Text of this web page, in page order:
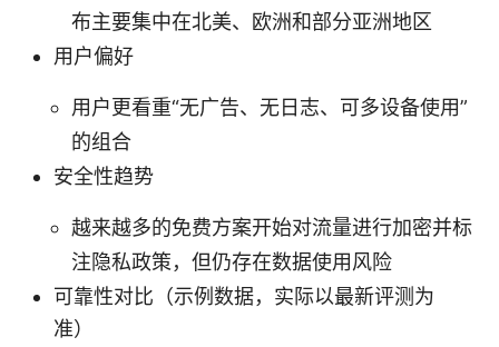
布主要集中在北美、欧洲和部分亚洲地区
用户偏好
用户更看重“无广告、无日志、可多设备使用”
的组合
安全性趋势
越来越多的免费方案开始对流量进行加密并标
注隐私政策，但仍存在数据使用风险
可靠性对比（示例数据，实际以最新评测为
准）